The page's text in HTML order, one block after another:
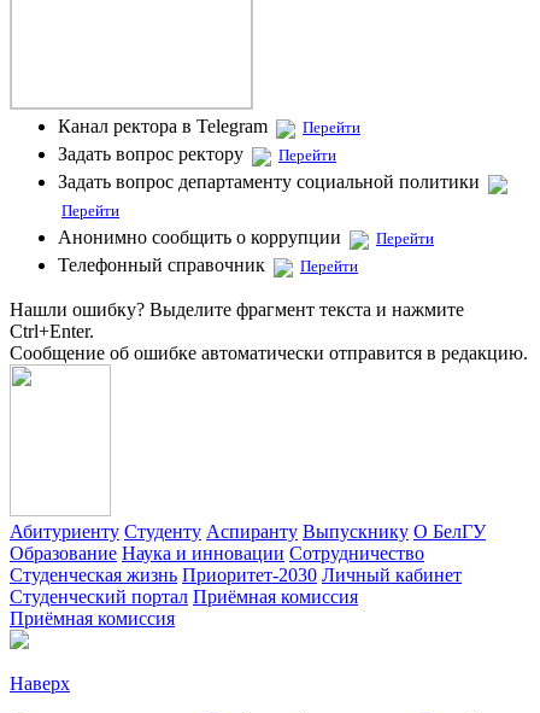
Канал ректора в Telegram Перейти
Задать вопрос ректору Перейти
Задать вопрос департаменту социальной политики
Перейти
Анонимно сообщить о коррупции Перейти
Телефонный справочник Перейти
Нашли ошибку? Выделите фрагмент текста и нажмите
Ctrl+Enter.
Сообщение об ошибке автоматически отправится в редакцию.
Абитуриенту Студенту Аспиранту Выпускнику О БелГУ
Образование Наука и инновации Сотрудничество
Студенческая жизнь Приоритет-2030 Личный кабинет
Студенческий портал Приёмная комиссия
Приёмная комиссия
Наверх